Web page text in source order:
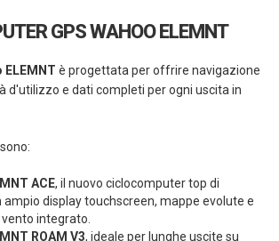
GPS WAHOO ELEMNT
ELEMNT è progettata per offrire navigazione
d'utilizzo e dati completi per ogni uscita in
ACE, il nuovo ciclocomputer top di
display touchscreen, mappe evolute e
integrato.
ROAM V3, ideale per lunghe uscite su